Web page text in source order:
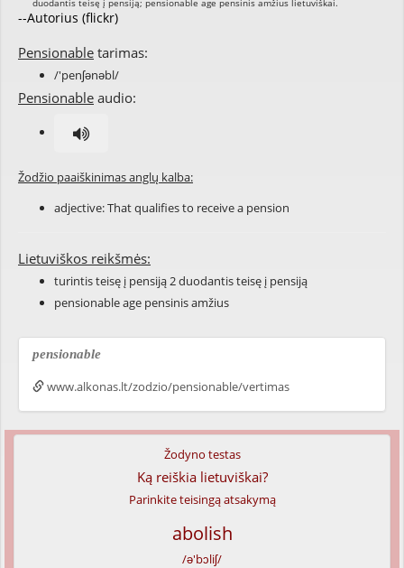
--Autorius (flickr)
Pensionable tarimas:
/'penʃənəbl/
Pensionable audio:
Žodžio paaiškinimas anglų kalba:
adjective: That qualifies to receive a pension
Lietuviškos reikšmės:
turintis teisę į pensiją 2 duodantis teisę į pensiją
pensionable age pensinis amžius
pensionable
www.alkonas.lt/zodzio/pensionable/vertimas
Žodyno testas
Ką reiškia lietuviškai?
Parinkite teisingą atsakymą
abolish
/ə'bɔliʃ/